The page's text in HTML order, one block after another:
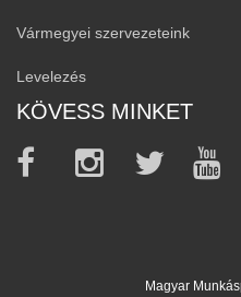
Vármegyei szervezeteink
Levelezés
KÖVESS MINKET
Magyar